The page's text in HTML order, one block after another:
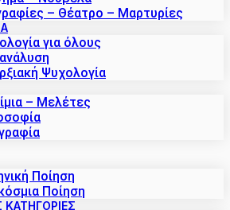
– Θέατρο – Μαρτυρίες
για όλους
Ψυχολογία
– Μελέτες
Ποίηση
Ποίηση
ΚΑΤΗΓΟΡΙΕΣ